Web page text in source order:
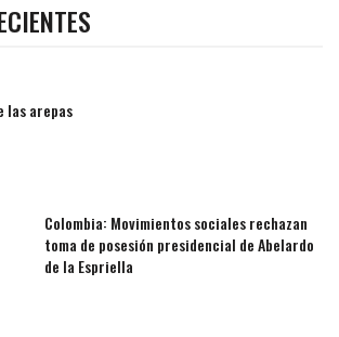
las arepas
Colombia: Movimientos sociales rechazan
toma de posesión presidencial de Abelardo
de la Espriella